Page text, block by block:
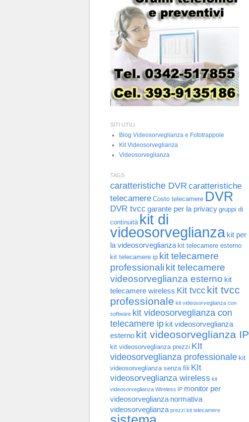
SITI UTILI
Blog Videosorveglianza e Fototrappole
Kit Videosorveglianza
Videosorveglianza
TAGS
caratteristiche DVR caratteristiche
telecamere Costo telecamere DVR
DVR tvcc garante per la privacy gruppi di
continuità kit di
videosorveglianza kit per
la videosorveglianza kit telecamere esterno
kit telecamere ip kit telecamere
professionali kit telecamere
videosorveglianza esterno kit
telecamere wireless Kit tvcckit tvcc
professionale kit videosorveglianza con
software kit videosorveglianza con
telecamere ip kit videosorveglianza
esterno kit videosorveglianza IP
kit videosorveglianza prezzi KIt
videosorveglianza professionale kit
videosorveglianza senza fili KIt
videosorveglianza wireless kit
videosorveglianza Wireless IP monitor per
videosorveglianza normativa
videosorveglianza prezzi kit telecamere